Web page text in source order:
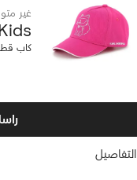
كاب
قطن
شعار
الماركة
غير
كاب
التفاصيل